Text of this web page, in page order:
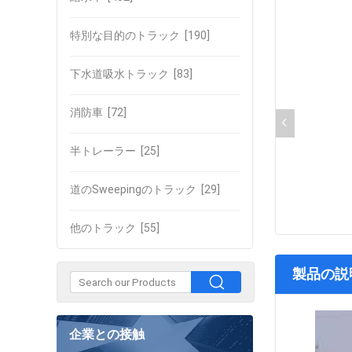
特別な目的のトラック [190]
下水道吸水トラック [83]
消防車 [72]
半トレーラー [25]
道のSweepingのトラック [29]
他のトラック [55]
企業との接触
製品の